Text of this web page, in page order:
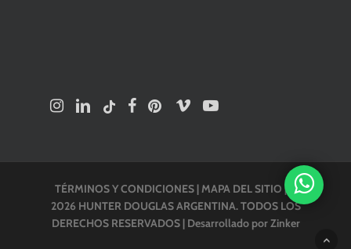
TÉRMINOS Y CONDICIONES|MAPA DEL SITIO | ©
2026 HUNTER DOUGLAS ARGENTINA. TODOS LOS
DERECHOS RESERVADOS | Desarrollado por Zinker